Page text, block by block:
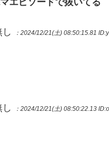
エピソードで抜いてる
：2024/12/21(土) 08:50:15.81
：2024/12/21(土) 08:50:22.13